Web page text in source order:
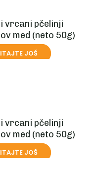
vrcani pčelinji
med (neto 50g)
JOŠ
vrcani pčelinji
med (neto 50g)
JOŠ